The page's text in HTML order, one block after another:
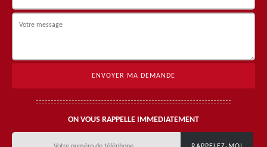
ON VOUS RAPPELLE IMMEDIATEMENT